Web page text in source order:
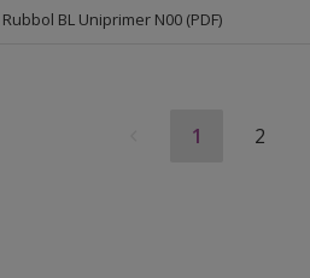
BL Uniprimer N00 (PDF)
1 2